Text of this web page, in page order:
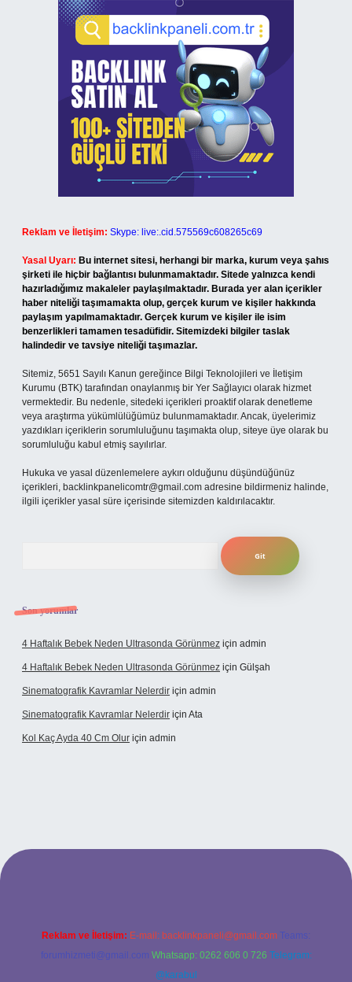
Reklam ve İletişim: Skype: live:.cid.575569c608265c69
Yasal Uyarı: Bu internet sitesi, herhangi bir marka, kurum veya şahıs
şirketi ile hiçbir bağlantısı bulunmamaktadır. Sitede yalnızca kendi
hazırladığımız makaleler paylaşılmaktadır. Burada yer alan içerikler
haber niteliği taşımamakta olup, gerçek kurum ve kişiler hakkında
paylaşım yapılmamaktadır. Gerçek kurum ve kişiler ile isim
benzerlikleri tamamen tesadüfidir. Sitemizdeki bilgiler taslak
halindedir ve tavsiye niteliği taşımazlar.
Sitemiz, 5651 Sayılı Kanun gereğince Bilgi Teknolojileri ve İletişim
Kurumu (BTK) tarafından onaylanmış bir Yer Sağlayıcı olarak hizmet
vermektedir. Bu nedenle, sitedeki içerikleri proaktif olarak denetleme
veya araştırma yükümlülüğümüz bulunmamaktadır. Ancak, üyelerimiz
yazdıkları içeriklerin sorumluluğunu taşımakta olup, siteye üye olarak bu
sorumluluğu kabul etmiş sayılırlar.
Hukuka ve yasal düzenlemelere aykırı olduğunu düşündüğünüz
içerikleri, backlinkpanelicomtr@gmail.com adresine bildirmeniz halinde,
ilgili içerikler yasal süre içerisinde sitemizden kaldırılacaktır.
Son yorumlar
4 Haftalık Bebek Neden Ultrasonda Görünmez için admin
4 Haftalık Bebek Neden Ultrasonda Görünmez için Gülşah
Sinematografik Kavramlar Nelerdir için admin
Sinematografik Kavramlar Nelerdir için Ata
Kol Kaç Ayda 40 Cm Olur için admin
Reklam ve İletişim: E-mail: backlinkpaneli@gmail.com Teams:
forumhizmeti@gmail.com Whatsapp: 0262 606 0 726 Telegram:
@karabul